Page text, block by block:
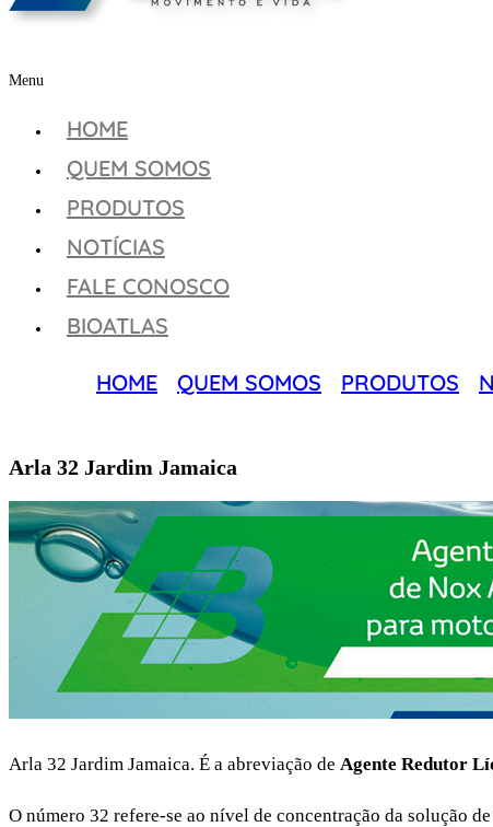
Menu
HOME
QUEM SOMOS
PRODUTOS
NOTÍCIAS
FALE CONOSCO
BIOATLAS
HOME QUEM SOMOS PRODUTOS
Arla 32 Jardim Jamaica
Arla 32 Jardim Jamaica. É a abreviação de Agente Redutor
O número 32 refere-se ao nível de concentração da solução